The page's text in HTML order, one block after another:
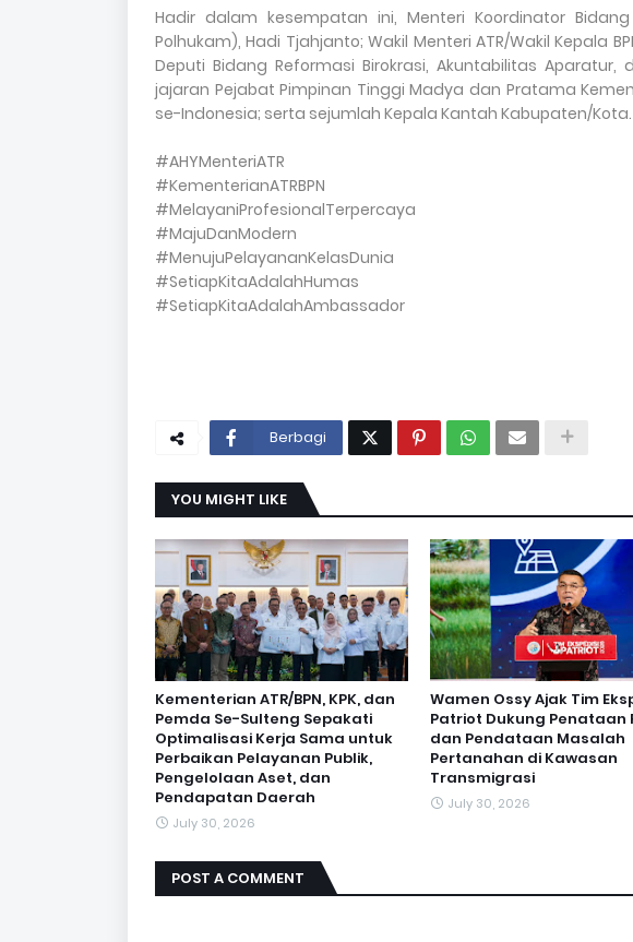
Hadir dalam kesempatan ini, Menteri Koordinator
Polhukam), Hadi Tjahjanto; Wakil Menteri ATR/Wakil Kepala
Deputi Bidang Reformasi Birokrasi, Akuntabilitas Aparatur,
jajaran Pejabat Pimpinan Tinggi Madya dan Pratama
se-Indonesia; serta sejumlah Kepala Kantah Kabupaten/Kota.
#AHYMenteriATR
#KementerianATRBPN
#MelayaniProfesionalTerpercaya
#MajuDanModern
#MenujuPelayananKelasDunia
#SetiapKitaAdalahHumas
#SetiapKitaAdalahAmbassador
Berbagi
YOU MIGHT LIKE
Kementerian ATR/BPN, KPK, dan
Pemda Se-Sulteng Sepakati
Optimalisasi Kerja Sama untuk
Perbaikan Pelayanan Publik,
Pengelolaan Aset, dan
Pendapatan Daerah
July 30, 2026
Wamen Ossy Ajak Tim
Patriot Dukung Penataan
dan Pendataan Masalah
Pertanahan di Kawasan
Transmigrasi
July 30, 2026
POST A COMMENT